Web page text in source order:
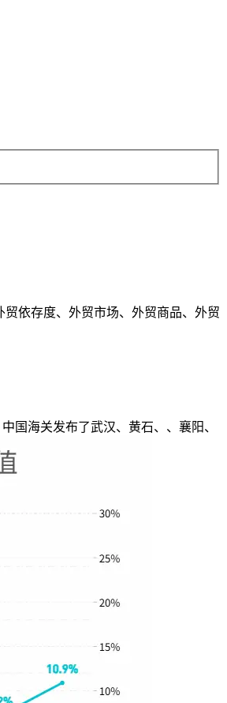
依存度、外贸市场、外贸商品、外贸
中国海关发布了武汉、黄石、、襄阳、